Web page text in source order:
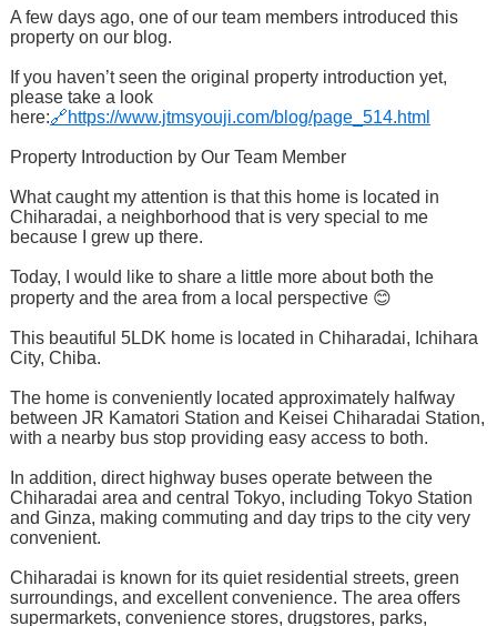
A few days ago, one of our team members introduced this
property on our blog.
If you haven’t seen the original property introduction yet,
please take a look
here:🔗https://www.jtmsyouji.com/blog/page_514.html
Property Introduction by Our Team Member
What caught my attention is that this home is located in
Chiharadai, a neighborhood that is very special to me
because I grew up there.
Today, I would like to share a little more about both the
property and the area from a local perspective 😊
This beautiful 5LDK home is located in Chiharadai, Ichihara
City, Chiba.
The home is conveniently located approximately halfway
between JR Kamatori Station and Keisei Chiharadai Station,
with a nearby bus stop providing easy access to both.
In addition, direct highway buses operate between the
Chiharadai area and central Tokyo, including Tokyo Station
and Ginza, making commuting and day trips to the city very
convenient.
Chiharadai is known for its quiet residential streets, green
surroundings, and excellent convenience. The area offers
supermarkets, convenience stores, drugstores, parks,